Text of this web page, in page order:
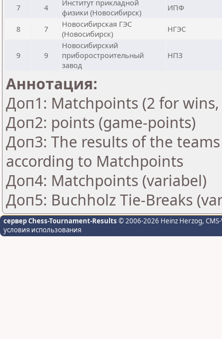
7
4
Институт прикладной
физики (Новосибирск)
ИПФ
8 7
Новосибирская ГЭС
(Новосибирск)
НГЭС
9 9
Новосибирский
приборостроительный
завод
НПЗ
Аннотация:
Доп1: Matchpoints (2 for
Доп2: points (game-points)
Доп3: The results of the
according to Matchpoints
Доп4: Matchpoints (variabel)
Доп5: Buchholz Tie-Breaks
сервер Chess-Tournament-Results © 2006-2026 Heinz Herzog,
условия использования